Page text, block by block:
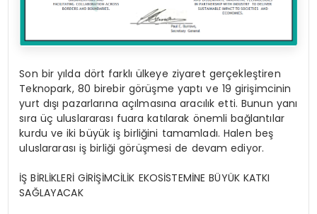
Son bir yılda dört farklı ülkeye ziyaret gerçekleştiren
Teknopark, 80 birebir görüşme yaptı ve 19 girişimcinin
yurt dışı pazarlarına açılmasına aracılık etti. Bunun yanı
sıra üç uluslararası fuara katılarak önemli bağlantılar
kurdu ve iki büyük iş birliğini tamamladı. Halen beş
uluslararası iş birliği görüşmesi de devam ediyor.
İŞ BİRLİKLERİ GİRİŞİMCİLİK EKOSİSTEMİNE BÜYÜK KATKI
SAĞLAYACAK